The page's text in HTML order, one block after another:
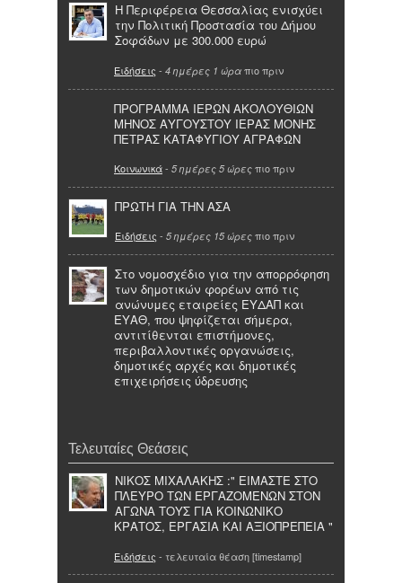
Η Περιφέρεια Θεσσαλίας ενισχύει
την Πολιτική Προστασία του Δήμου
Σοφάδων με 300.000 ευρώ
Ειδήσεις - 4 ημέρες 1 ώρα πιο πριν
ΠΡΟΓΡΑΜΜΑ ΙΕΡΩΝ ΑΚΟΛΟΥΘΙΩΝ
ΜΗΝΟΣ ΑΥΓΟΥΣΤΟΥ ΙΕΡΑΣ ΜΟΝΗΣ
ΠΕΤΡΑΣ ΚΑΤΑΦΥΓΙΟΥ ΑΓΡΑΦΩΝ
Κοινωνικά- 5 ημέρες 5 ώρες πιο πριν
ΠΡΩΤΗ ΓΙΑ ΤΗΝ ΑΣΑ
Ειδήσεις - 5 ημέρες 15 ώρες πιο πριν
Στο νομοσχέδιο για την απορρόφηση
των δημοτικών φορέων από τις
ανώνυμες εταιρείες ΕΥΔΑΠ και
ΕΥΑΘ, που ψηφίζεται σήμερα,
αντιτίθενται επιστήμονες,
περιβαλλοντικές οργανώσεις,
δημοτικές αρχές και δημοτικές
επιχειρήσεις ύδρευσης
Τελευταίες Θεάσεις
ΝΙΚΟΣ ΜΙΧΑΛΑΚΗΣ :" ΕΙΜΑΣΤΕ ΣΤΟ
ΠΛΕΥΡΟ ΤΩΝ ΕΡΓΑΖΟΜΕΝΩΝ ΣΤΟΝ
ΑΓΩΝΑ ΤΟΥΣ ΓΙΑ ΚΟΙΝΩΝΙΚΟ
ΚΡΑΤΟΣ, ΕΡΓΑΣΙΑ ΚΑΙ ΑΞΙΟΠΡΕΠΕΙΑ "
Ειδήσεις - τελευταία θέαση [timestamp]